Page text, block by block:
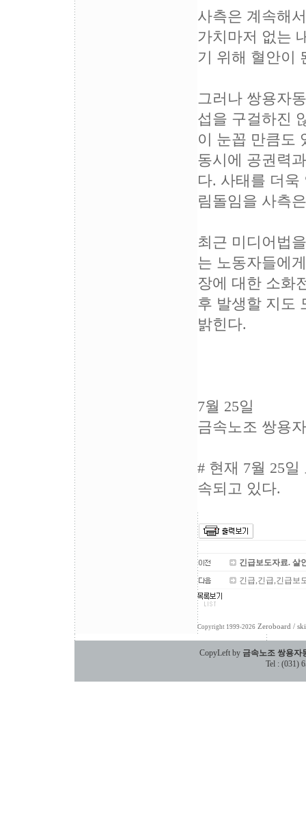
사측은 계속해
가치마저 없는
기 위해 혈안이
그러나 쌍용자
섭을 구걸하진
이 눈꼽 만큼도
동시에 공권력
다. 사태를 더
림돌임을 사측
최근 미디어법
는 노동자들에
장에 대한 소화
후 발생할 지도
밝힌다.
7월 25일
금속노조 쌍용
# 현재 7월 25
속되고 있다.
긴급보도자료. 살
긴급,긴급,긴급보
Copyright 1999-2026 Zeroboard /
CopyLeft by 금속노조 쌍용자
Tel : (031)